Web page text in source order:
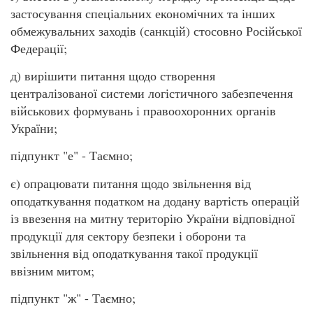
застосування спеціальних економічних та інших
обмежувальних заходів (санкцій) стосовно Російської
Федерації;
д) вирішити питання щодо створення
централізованої системи логістичного забезпечення
військових формувань і правоохоронних органів
України;
підпункт "е" - Таємно;
є) опрацювати питання щодо звільнення від
оподаткування податком на додану вартість операцій
із ввезення на митну територію України відповідної
продукції для сектору безпеки і оборони та
звільнення від оподаткування такої продукції
ввізним митом;
підпункт "ж" - Таємно;